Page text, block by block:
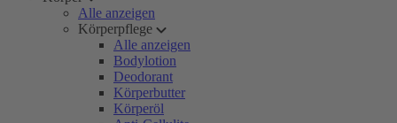
Alle anzeigen
Körperpflege
Alle anzeigen
Bodylotion
Deodorant
Körperbutter
Körperöl